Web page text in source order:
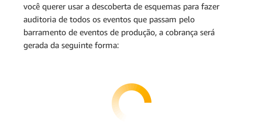
você querer usar a descoberta de esquemas para fazer
auditoria de todos os eventos que passam pelo
barramento de eventos de produção, a cobrança será
gerada da seguinte forma: